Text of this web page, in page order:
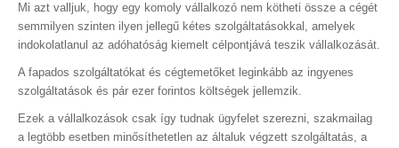
Mi azt valljuk, hogy egy komoly vállalkozó nem kötheti össze a cégét
semmilyen szinten ilyen jellegű kétes szolgáltatásokkal, amelyek
indokolatlanul az adóhatóság kiemelt célpontjává teszik vállalkozását.
A fapados szolgáltatókat és cégtemetőket leginkább az ingyenes
szolgáltatások és pár ezer forintos költségek jellemzik.
Ezek a vállalkozások csak így tudnak ügyfelet szerezni, szakmailag
a legtöbb esetben minősíthetetlen az általuk végzett szolgáltatás, a